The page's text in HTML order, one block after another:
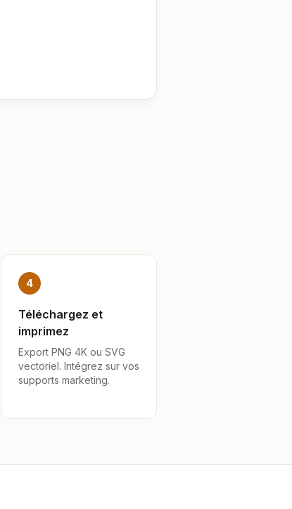
4
Téléchargez et
imprimez
Export PNG 4K ou SVG
vectoriel. Intégrez sur vos
supports marketing.